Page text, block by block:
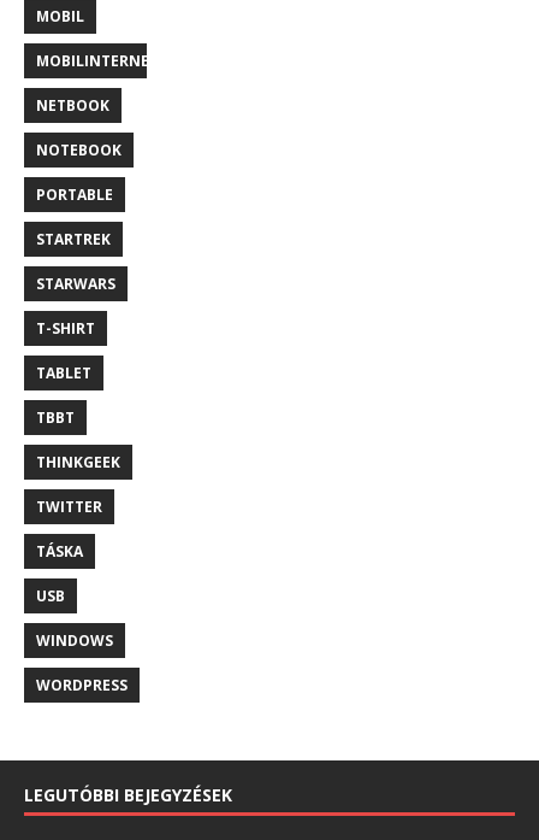
MOBIL
MOBILINTERNET
NETBOOK
NOTEBOOK
PORTABLE
STARTREK
STARWARS
T-SHIRT
TABLET
TBBT
THINKGEEK
TWITTER
TÁSKA
USB
WINDOWS
WORDPRESS
LEGUTÓBBI BEJEGYZÉSEK